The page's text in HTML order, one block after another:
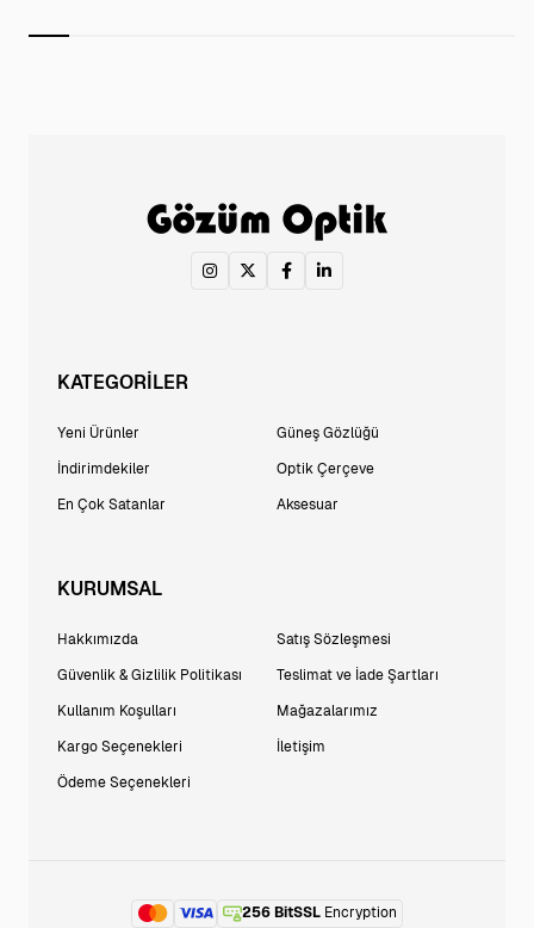
KATEGORİLER
Yeni Ürünler
İndirimdekiler
En Çok Satanlar
Güneş Gözlüğü
Optik Çerçeve
Aksesuar
KURUMSAL
Hakkımızda
Güvenlik & Gizlilik Politikası
Kullanım Koşulları
Kargo Seçenekleri
Ödeme Seçenekleri
Satış Sözleşmesi
Teslimat ve İade Şartları
Mağazalarımız
İletişim
256 BitSSL Encryption